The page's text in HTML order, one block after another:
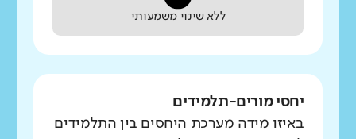
ללא שינוי משמעותי
יחסי מורים-תלמידים
באיזו מידה מערכת היחסים בין התלמידים